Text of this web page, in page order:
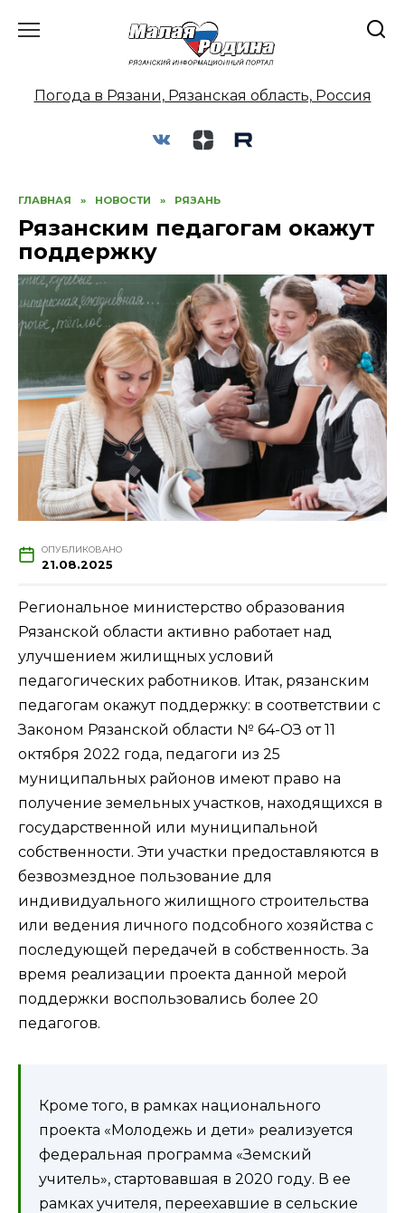
Погода в Рязани, Рязанская область, Россия
ГЛАВНАЯ » НОВОСТИ » РЯЗАНЬ
Рязанским педагогам окажут
поддержку
ОПУБЛИКОВАНО
21.08.2025
Региональное министерство образования
Рязанской области активно работает над
улучшением жилищных условий
педагогических работников. Итак, рязанским
педагогам окажут поддержку: в соответствии с
Законом Рязанской области № 64-ОЗ от 11
октября 2022 года, педагоги из 25
муниципальных районов имеют право на
получение земельных участков, находящихся в
государственной или муниципальной
собственности. Эти участки предоставляются в
безвозмездное пользование для
индивидуального жилищного строительства
или ведения личного подсобного хозяйства с
последующей передачей в собственность. За
время реализации проекта данной мерой
поддержки воспользовались более 20
педагогов.
Кроме того, в рамках национального
проекта «Молодежь и дети» реализуется
федеральная программа «Земский
учитель», стартовавшая в 2020 году. В ее
рамках учителя, переехавшие в сельские